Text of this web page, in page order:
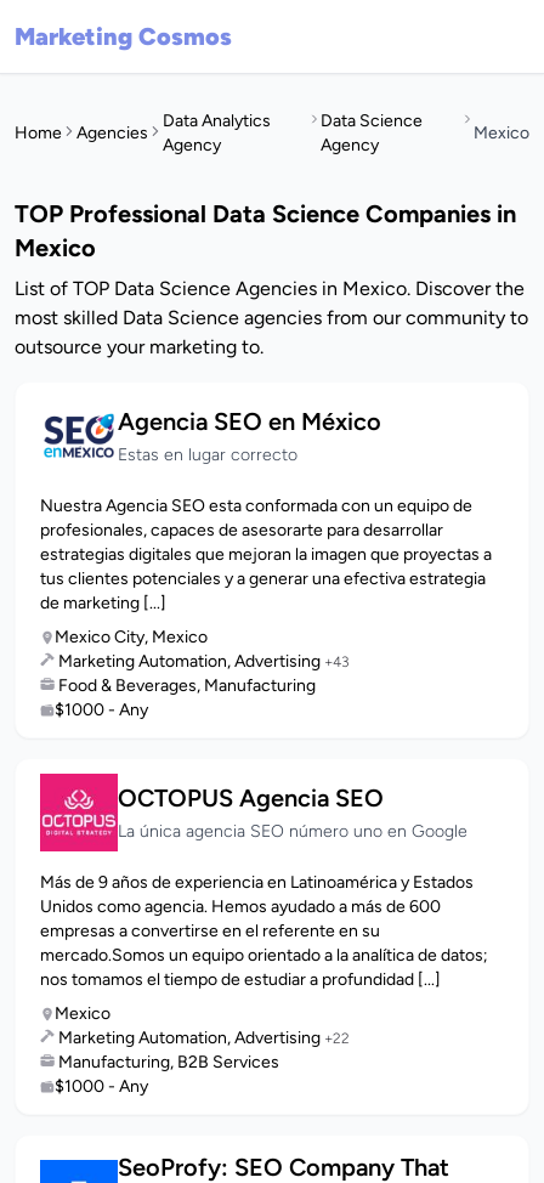
Marketing Cosmos
Home Agencies
Data Analytics
Agency
Data Science
Agency
Mexico
TOP Professional Data Science Companies in
Mexico
List of TOP Data Science Agencies in Mexico. Discover the
most skilled Data Science agencies from our community to
outsource your marketing to.
Agencia SEO en México
Estas en lugar correcto
Nuestra Agencia SEO esta conformada con un equipo de
profesionales, capaces de asesorarte para desarrollar
estrategias digitales que mejoran la imagen que proyectas a
tus clientes potenciales y a generar una efectiva estrategia
de marketing [...]
Mexico City, Mexico
Marketing Automation, Advertising +43
Food & Beverages, Manufacturing
$1000 - Any
OCTOPUS Agencia SEO
La única agencia SEO número uno en Google
Más de 9 años de experiencia en Latinoamérica y Estados
Unidos como agencia. Hemos ayudado a más de 600
empresas a convertirse en el referente en su
mercado.Somos un equipo orientado a la analítica de datos;
nos tomamos el tiempo de estudiar a profundidad [...]
Mexico
Marketing Automation, Advertising +22
Manufacturing, B2B Services
$1000 - Any
SeoProfy: SEO Company That